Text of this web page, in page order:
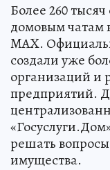
Более 260
домовым чатам
MAX.
создали уже
организаций и
предприятий.
решать
имущества.